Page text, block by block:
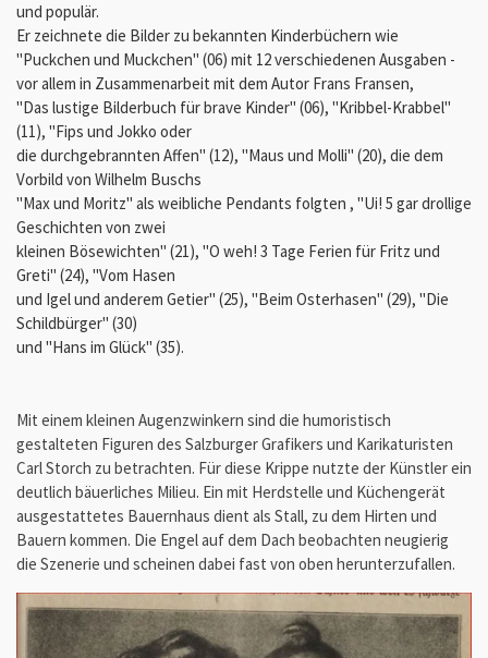
und populär.
Er zeichnete die Bilder zu bekannten Kinderbüchern wie
"Puckchen und Muckchen" (06) mit 12 verschiedenen Ausgaben -
vor allem in Zusammenarbeit mit dem Autor Frans Fransen,
"Das lustige Bilderbuch für brave Kinder" (06), "Kribbel-Krabbel"
(11), "Fips und Jokko oder
die durchgebrannten Affen" (12), "Maus und Molli" (20), die dem
Vorbild von Wilhelm Buschs
"Max und Moritz" als weibliche Pendants folgten , "Ui! 5 gar drollige
Geschichten von zwei
kleinen Bösewichten" (21), "O weh! 3 Tage Ferien für Fritz und
Greti" (24), "Vom Hasen
und Igel und anderem Getier" (25), "Beim Osterhasen" (29), "Die
Schildbürger" (30)
und "Hans im Glück" (35).
Mit einem kleinen Augenzwinkern sind die humoristisch
gestalteten Figuren des Salzburger Grafikers und Karikaturisten
Carl Storch zu betrachten. Für diese Krippe nutzte der Künstler ein
deutlich bäuerliches Milieu. Ein mit Herdstelle und Küchengerät
ausgestattetes Bauernhaus dient als Stall, zu dem Hirten und
Bauern kommen. Die Engel auf dem Dach beobachten neugierig
die Szenerie und scheinen dabei fast von oben herunterzufallen.